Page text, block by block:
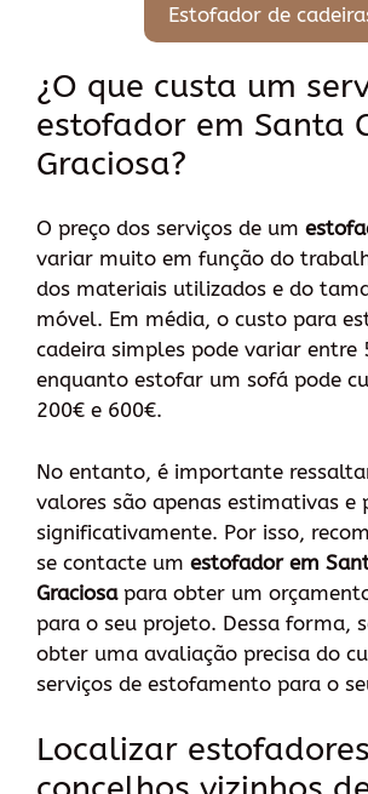
Estofador de
¿O que custa um
estofador em Santa
Graciosa?
O preço dos serviços de um
variar muito em função do
dos materiais utilizados e do
móvel. Em média, o custo para
cadeira simples pode variar entre
enquanto estofar um sofá pode
200€ e 600€.
No entanto, é importante
valores são apenas estimativas e
significativamente. Por isso,
se contacte um estofador em
Graciosapara obter um
para o seu projeto. Dessa forma,
obter uma avaliação precisa do
serviços de estofamento para o
Localizar